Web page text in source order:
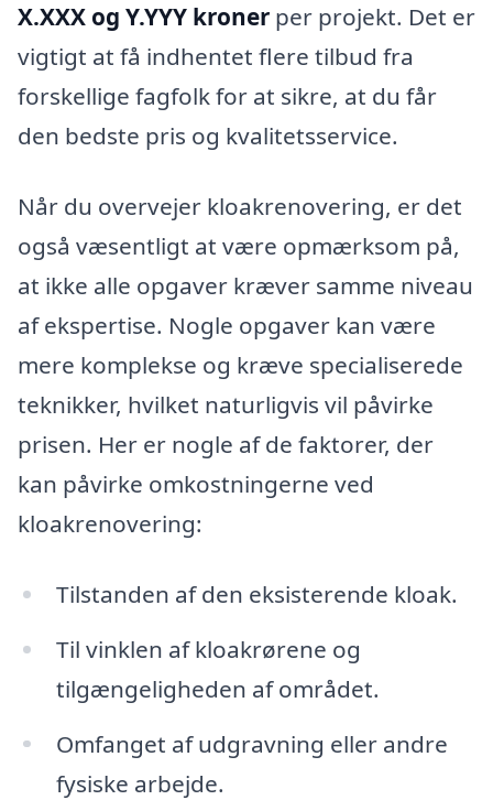
X.XXX og Y.YYY kroner per projekt. Det er
vigtigt at få indhentet flere tilbud fra
forskellige fagfolk for at sikre, at du får
den bedste pris og kvalitetsservice.
Når du overvejer kloakrenovering, er det
også væsentligt at være opmærksom på,
at ikke alle opgaver kræver samme niveau
af ekspertise. Nogle opgaver kan være
mere komplekse og kræve specialiserede
teknikker, hvilket naturligvis vil påvirke
prisen. Her er nogle af de faktorer, der
kan påvirke omkostningerne ved
kloakrenovering:
Tilstanden af den eksisterende kloak.
Til vinklen af kloakrørene og
tilgængeligheden af området.
Omfanget af udgravning eller andre
fysiske arbejde.